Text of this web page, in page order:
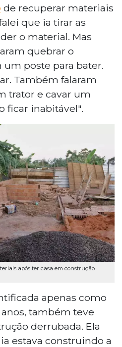
de recuperar materiais
que ia tirar as
o material. Mas
quebrar o
poste para bater.
Também falaram
trator e cavar um
ficar inabitável".
após ter casa em construção
apenas como
também teve
derrubada. Ela
estava construindo a